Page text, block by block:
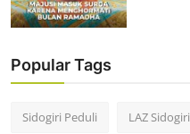
Popular Tags
Sidogiri Peduli LAZ Sidogiri